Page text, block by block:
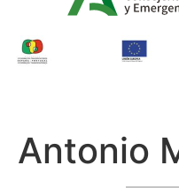
Antonio